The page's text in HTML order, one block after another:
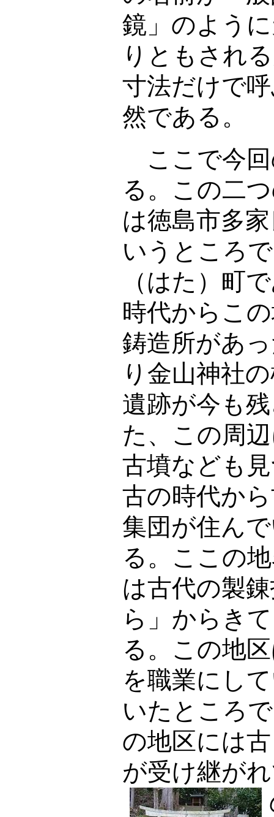
鏡」のよう
りともされ
寸法だけで
然である。
ここで今回
る。この二
は徳島市多
いうところ
（はた）町
時代からこ
鋳造所があ
り金山神社
遺跡が今も
た、この周
古墳なども
古の時代か
集団が住ん
る。ここの
は古代の製
ら」からき
る。この地
を職業にし
いたところ
の地区には
が受け継が